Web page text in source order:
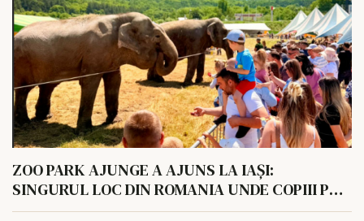
ZOO PARK AJUNGE A AJUNS LA IAȘI:
SINGURUL LOC DIN ROMANIA UNDE COPIII POT
HRANI UN ELEFANT